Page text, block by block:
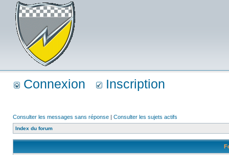
Connexion Inscription
Consulter les messages sans réponse | Consulter les sujets actifs
Index du forum